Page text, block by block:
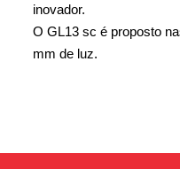
inovador.
O GL13 sc é proposto
mm de luz.